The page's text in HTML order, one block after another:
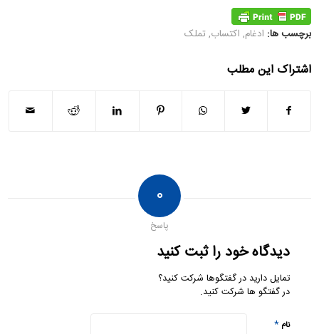
برچسب ها: ادغام, اکتساب,تملک
اشتراک این مطلب
۰
پاسخ
دیدگاه خود را ثبت کنید
تمایل دارید در گفتگوها شرکت کنید؟
در گفتگو ها شرکت کنید.
نام*